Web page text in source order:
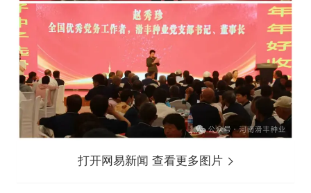
打开网易新闻 查看更多图片